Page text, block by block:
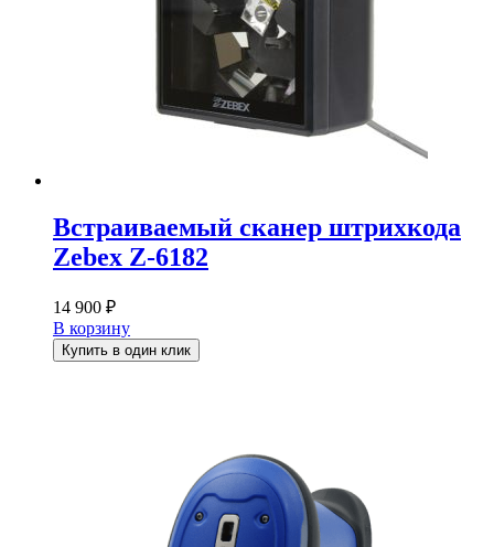
Встраиваемый сканер штрихкода
Zebex Z-6182
14 900 ₽
В корзину
Купить в один клик